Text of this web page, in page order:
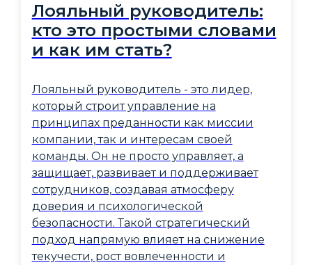
Лояльный руководитель:
кто это простыми словами
и как им стать?
Лояльный руководитель - это лидер,
который строит управление на
принципах преданности как миссии
компании, так и интересам своей
команды. Он не просто управляет, а
защищает, развивает и поддерживает
сотрудников, создавая атмосферу
доверия и психологической
безопасности. Такой стратегический
подход напрямую влияет на снижение
текучести, рост вовлеченности и